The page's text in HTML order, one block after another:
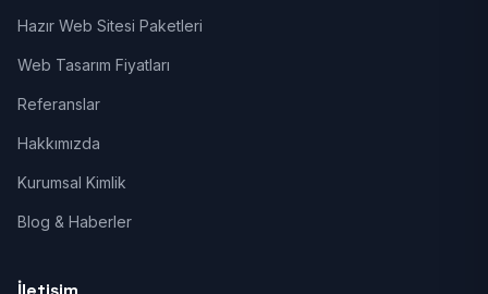
Hazır Web Sitesi Paketleri
Web Tasarım Fiyatları
Referanslar
Hakkımızda
Kurumsal Kimlik
Blog & Haberler